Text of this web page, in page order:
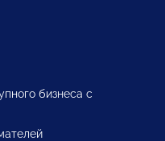
бизнеса с